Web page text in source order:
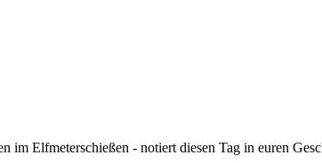
im Elfmeterschießen - notiert diesen Tag in euren